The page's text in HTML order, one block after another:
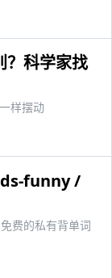
？科学家找
样摆动
funny /
费的私有背单词